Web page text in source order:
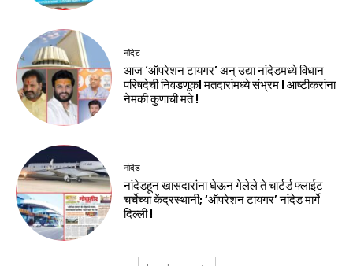
नांदेड
आज ‘ऑपरेशन टायगर’ अन् उद्या नांदेडमध्ये विधान
परिषदेची निवडणूक! मतदारांमध्ये संभ्रम ! आष्टीकरांना
नेमकी कुणाची मते !
नांदेड
नांदेडहून खासदारांना घेऊन गेलेले ते चार्टर्ड फ्लाईट
चर्चेच्या केंद्रस्थानी; ‘ऑपरेशन टायगर’ नांदेड मार्गे
दिल्ली !